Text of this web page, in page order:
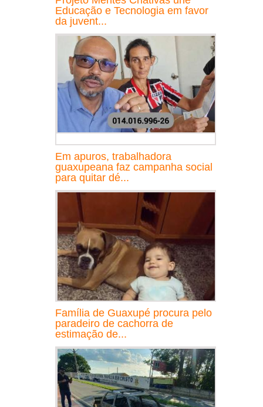
Educação e Tecnologia em favor
da juvent...
Em apuros, trabalhadora
guaxupeana faz campanha social
para quitar dé...
Família de Guaxupé procura pelo
paradeiro de cachorra de
estimação de...